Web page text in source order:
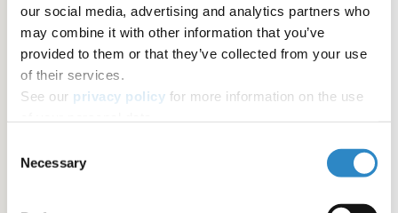
our social media, advertising and analytics partners who
may combine it with other information that you’ve
provided to them or that they’ve collected from your use
of their services.
See our privacy policy for more information on the use
Selection
Necessary